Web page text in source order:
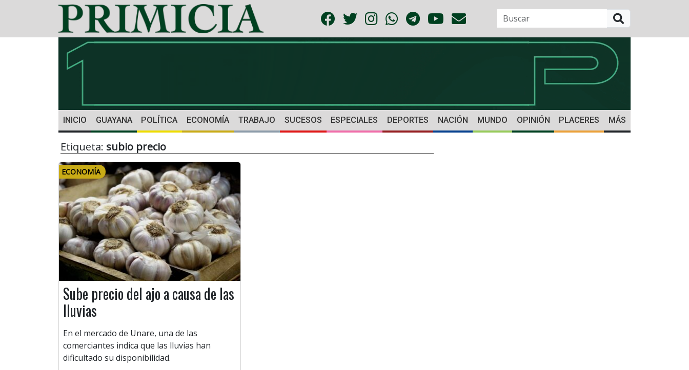
INICIO GUAYANA POLÍTICA ECONOMÍA TRABAJO SUCESOS ESPECIALES DEPORTES NACIÓN MUNDO OPINIÓN PLACERES MÁS
Etiqueta: subio precio
ECONOMÍA
Sube precio del ajo a causa de las
lluvias
En el mercado de Unare, una de las
comerciantes indica que las lluvias han
dificultado su disponibilidad.